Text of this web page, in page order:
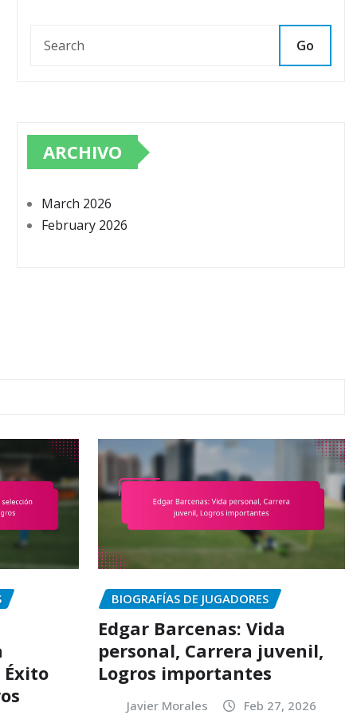
Go
ARCHIVO
March 2026
February 2026
BIOGRAFÍAS DE JUGADORES
Edgar Barcenas: Vida
personal, Carrera juvenil,
Logros importantes
Javier Morales Feb 27, 2026